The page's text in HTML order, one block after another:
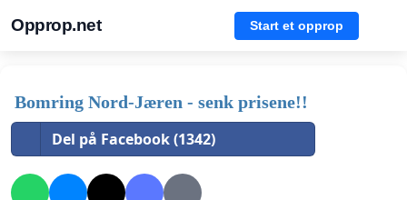
Opprop.net Start et opprop
Bomring Nord-Jæren - senk prisene!!
Del på Facebook (1342)